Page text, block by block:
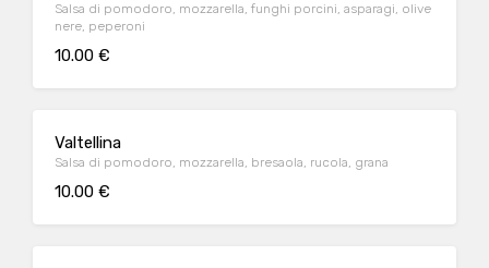
Salsa di pomodoro, mozzarella, funghi porcini, asparagi, olive
nere, peperoni
10.00 €
Valtellina
Salsa di pomodoro, mozzarella, bresaola, rucola, grana
10.00 €